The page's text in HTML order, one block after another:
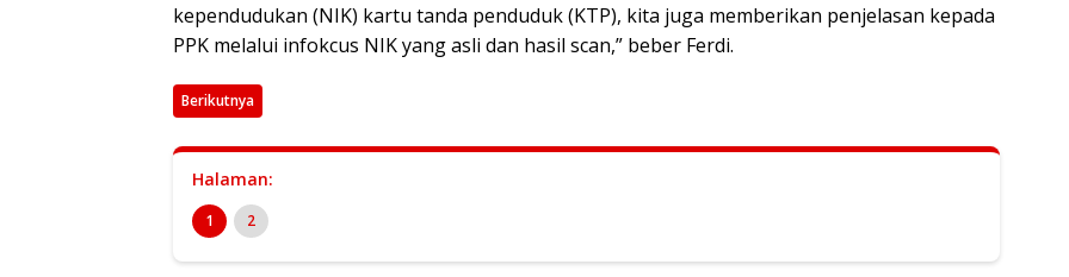
kependudukan (NIK) kartu tanda penduduk (KTP), kita juga memberikan penjelasan kepada
PPK melalui infokcus NIK yang asli dan hasil scan,” beber Ferdi.
Berikutnya
Halaman:
1 2